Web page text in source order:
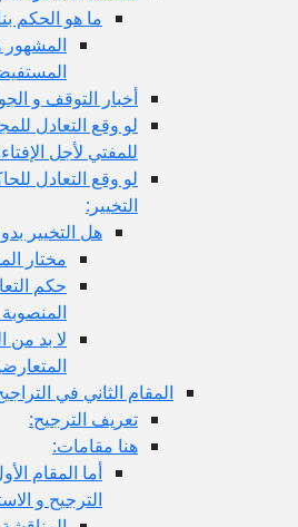
ما هو الحكم بناء
المشهور هو
المستفيضة
أخبار التوقف و الجواب
لو وقع التعادل
للمفتي لأجل الإفتاء:
لو وقع التعادل للحاكم
التخيير:
هل التخيير بدوي
مختار المصنف
حكم التعادل
المنصوبة في
لا بد من
المتعارضين:
المقام الثاني في التراجيح
تعريف الترجيح:
هنا مقامات:
أما المقام الأول:
الترجيح و الاستدلال